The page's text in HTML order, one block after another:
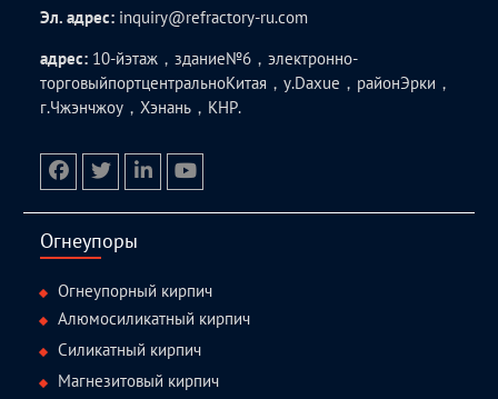
Эл. адрес: inquiry@refractory-ru.com
адрес: 10-йэтаж，здание№6，электронно-
торговыйпортцентральноКитая，у.Daxue，районЭрки，
г.Чжэнчжоу，Хэнань，КНР.
Огнеупоры
Огнеупорный кирпич
Алюмосиликатный кирпич
Силикатный кирпич
Магнезитовый кирпич